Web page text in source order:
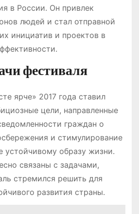
в России. Он привлек
людей и стал отправной
инициатив и проектов в
фестиваля
ярче» 2017 года ставил
цели, направленные
граждан о
и стимулирование
устойчивому образу жизни.
связаны с задачами,
стремился решить для
развития страны.